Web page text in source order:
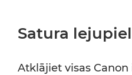
Satura
Atklājiet visas Canon